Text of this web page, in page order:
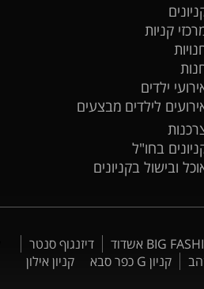
קניות
ילדים
לילדים מבצעים
בחו"ל
ובישול בקניונים
דיזנגוף סנטר
קניון G כפר סבא קניון אילון